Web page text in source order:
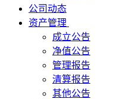
公司动态
资产管理
成立公告
净值公告
管理报告
清算报告
其他公告